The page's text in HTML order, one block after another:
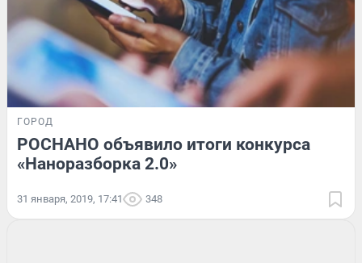
ГОРОД
РОСНАНО объявило итоги конкурса
«Наноразборка 2.0»
31 января, 2019, 17:41 348